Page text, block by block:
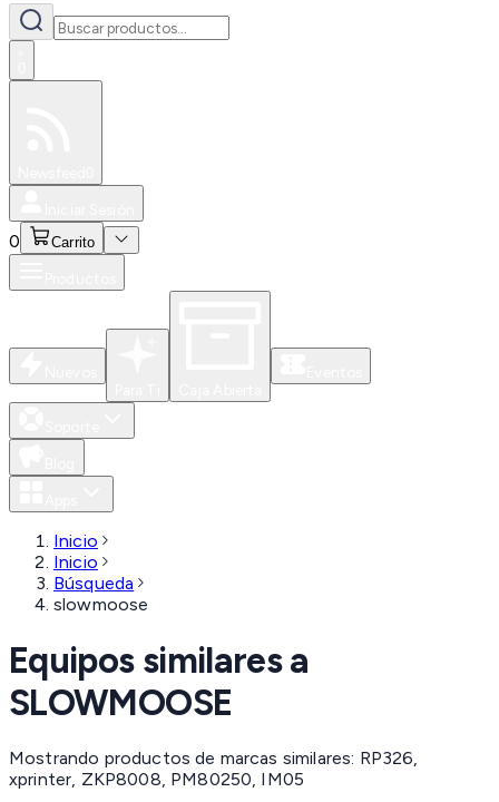
0 Carrito
Inicio
Inicio
Búsqueda
slowmoose
Equipos similares a
SLOWMOOSE
Mostrando productos de marcas similares: RP326,
xprinter, ZKP8008, PM80250, IM05